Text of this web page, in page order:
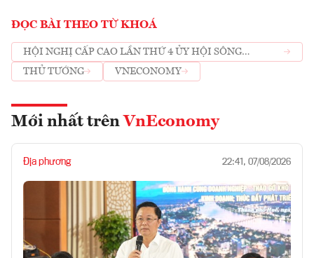
ĐỌC BÀI THEO TỪ KHOÁ
HỘI NGHỊ CẤP CAO LẦN THỨ 4 ỦY HỘI SÔNG
MEKONG
THỦ TƯỚNG VNECONOMY
Mới nhất trên VnEconomy
Địa phương 22:41, 07/08/2026